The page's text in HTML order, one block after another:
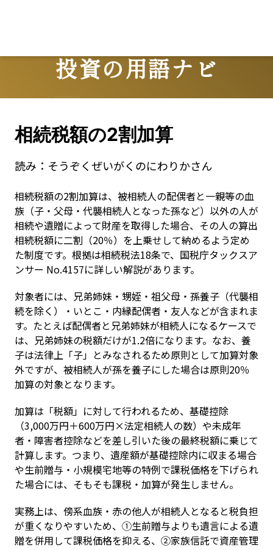
投資の用語ナビ
Terms
相続税額の2割加算
読み： そうぞくぜいがくのにわりかさん
相続税額の2割加算は、被相続人の配偶者と一親等の血
族（子・父母・代襲相続人となった孫など）以外の人が
相続や遺贈によって財産を取得した場合、その人の算出
相続税額に二割（20％）を上乗せして納めるよう定め
た制度です。根拠は相続税法18条で、国税庁タックスア
ンサー No.4157に詳しい解説があります。
対象者には、兄弟姉妹・甥姪・祖父母・孫養子（代襲相
続を除く）・いとこ・内縁配偶者・友人などが含まれま
す。たとえば配偶者と兄弟姉妹が相続人になるケースで
は、兄弟姉妹の税額だけが1.2倍になります。なお、養
子は法律上「子」とみなされるため原則として加算対象
外ですが、被相続人が孫を養子にした場合は原則20％
加算の対象となります。
加算は「税額」に対して行われるため、基礎控除
（3,000万円＋600万円×法定相続人の数）や未成年
者・障害者控除などを差し引いた後の最終税額に乗じて
計算します。つまり、遺産額が基礎控除内に収まる場合
や生前贈与・小規模宅地等の特例で課税価格を下げられ
た場合には、そもそも課税・加算が発生しません。
実務上は、傍系血族・赤の他人が相続人となると税負担
が重くなりやすいため、①生前贈与よりも遺言による遺
贈を併用して課税価格を抑える、②家族信託で資産管理